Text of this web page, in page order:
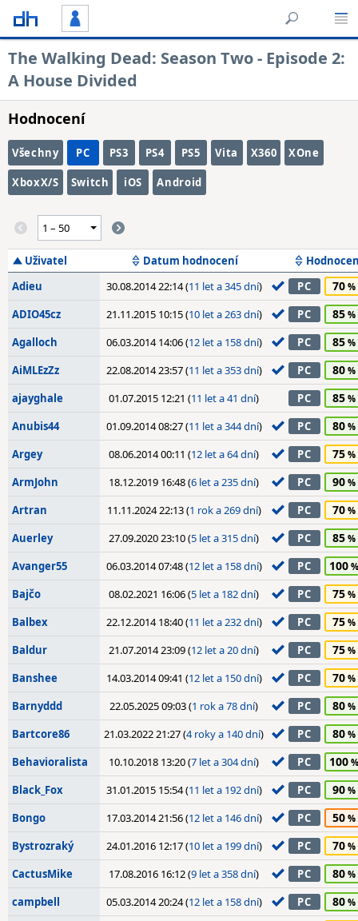
The Walking Dead: Season Two - Episode 2:
A House Divided
Hodnocení
Všechny PC PS3 PS4 PS5 Vita X360 XOne
XboxX/S Switch iOS Android
Uživatel Datum hodnocení
Adieu
30.08.2014 22:14 (11 let a 345 dní) PC 70
ADIO45cz 21.11.2015 10:15 (10 let a 263 dní) PC 85
Agalloch 06.03.2014 14:06 (12 let a 158 dní) PC 85
AiMLEzZz 22.08.2014 23:57 (11 let a 353 dní) PC 80
ajayghale 01.07.2015 12:21 (11 let a 41 dní) PC 85
Anubis44 01.09.2014 08:27 (11 let a 344 dní) PC 80
Argey 08.06.2014 00:11 (12 let a 64 dní) PC 75
ArmJohn 18.12.2019 16:48 (6 let a 235 dní) PC 90
Artran 11.11.2024 22:13 (1 rok a 269 dní) PC 70
Auerley 27.09.2020 23:10 (5 let a 315 dní) PC 85
Avanger55 06.03.2014 07:48 (12 let a 158 dní) PC 100
Bajčo 08.02.2021 16:06 (5 let a 182 dní) PC 75
Balbex 22.12.2014 18:40 (11 let a 232 dní) PC 75
Baldur 21.07.2014 23:09 (12 let a 20 dní) PC 75
Banshee 14.03.2014 09:41 (12 let a 150 dní) PC 70
Barnyddd 22.05.2025 09:03 (1 rok a 78 dní) PC 80
Bartcore86 21.03.2022 21:27 (4 roky a 140 dní) PC 80
Behavioralista 10.10.2018 13:20 (7 let a 304 dní) PC 100
Black_Fox 31.01.2015 15:54 (11 let a 192 dní) PC 90
Bongo 17.03.2014 21:56 (12 let a 146 dní) PC 50
Bystrozraký 24.01.2016 12:17 (10 let a 199 dní) PC 70
CactusMike 17.08.2016 16:12 (9 let a 358 dní) PC 80
campbell 05.03.2014 20:24 (12 let a 158 dní) PC 80